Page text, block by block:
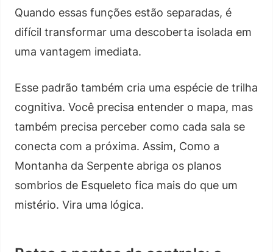
Quando essas funções estão separadas, é
difícil transformar uma descoberta isolada em
uma vantagem imediata.
Esse padrão também cria uma espécie de trilha
cognitiva. Você precisa entender o mapa, mas
também precisa perceber como cada sala se
conecta com a próxima. Assim, Como a
Montanha da Serpente abriga os planos
sombrios de Esqueleto fica mais do que um
mistério. Vira uma lógica.